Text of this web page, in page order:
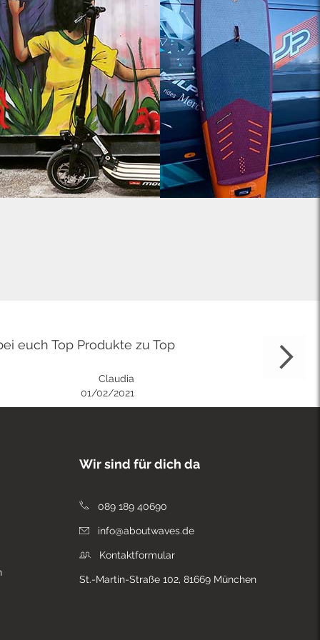
euch Top Produkte zu Top
Claudia
01/02/2021
Wir sind für dich da
089 189 40690
info@aboutwaves.de
Kontaktformular
St.-Martin-Straße 102, 81669 München